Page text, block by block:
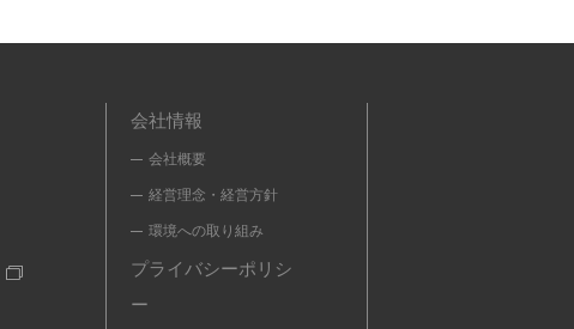
会社情報
会社概要
経営理念・経営方針
環境への取り組み
プライバシーポリシ
ー